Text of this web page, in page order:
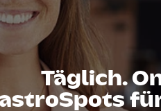
Täglich.